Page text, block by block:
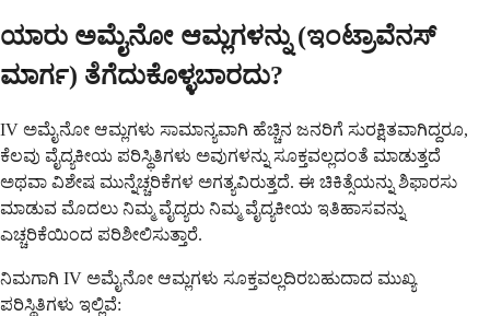
ಯಾರು ಅಮೈನೋ ಆಮ್ಲಗಳನ್ನು (ಇಂಟ್ರಾವೆನಸ್
ಮಾರ್ಗ) ತೆಗೆದುಕೊಳ್ಳಬಾರದು?
IV ಅಮೈನೋ ಆಮ್ಲಗಳು ಸಾಮಾನ್ಯವಾಗಿ ಹೆಚ್ಚಿನ ಜನರಿಗೆ ಸುರಕ್ಷಿತವಾಗಿದ್ದರೂ,
ಕೆಲವು ವೈದ್ಯಕೀಯ ಪರಿಸ್ಥಿತಿಗಳು ಅವುಗಳನ್ನು ಸೂಕ್ತವಲ್ಲದಂತೆ ಮಾಡುತ್ತದೆ
ಅಥವಾ ವಿಶೇಷ ಮುನ್ನೆಚ್ಚರಿಕೆಗಳ ಅಗತ್ಯವಿರುತ್ತದೆ. ಈ ಚಿಕಿತ್ಸೆಯನ್ನು ಶಿಫಾರಸು
ಮಾಡುವ ಮೊದಲು ನಿಮ್ಮ ವೈದ್ಯರು ನಿಮ್ಮ ವೈದ್ಯಕೀಯ ಇತಿಹಾಸವನ್ನು
ಎಚ್ಚರಿಕೆಯಿಂದ ಪರಿಶೀಲಿಸುತ್ತಾರೆ.
ನಿಮಗಾಗಿ IV ಅಮೈನೋ ಆಮ್ಲಗಳು ಸೂಕ್ತವಲ್ಲದಿರಬಹುದಾದ ಮುಖ್ಯ
ಪರಿಸ್ಥಿತಿಗಳು ಇಲ್ಲಿವೆ: